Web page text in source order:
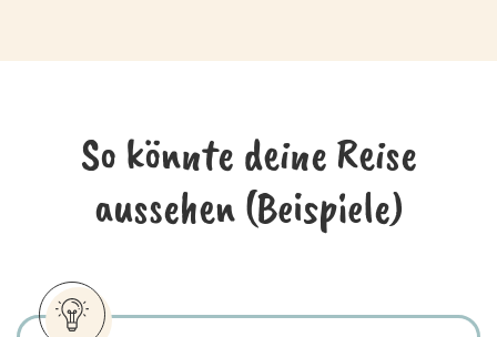
So könnte deine Reise
aussehen (Beispiele)